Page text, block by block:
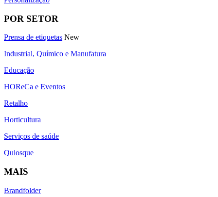
POR SETOR
Prensa de etiquetas New
Industrial, Químico e Manufatura
Educação
HOReCa e Eventos
Retalho
Horticultura
Serviços de saúde
Quiosque
MAIS
Brandfolder